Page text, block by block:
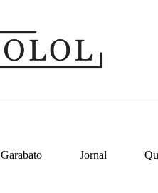
Garabato Jornal